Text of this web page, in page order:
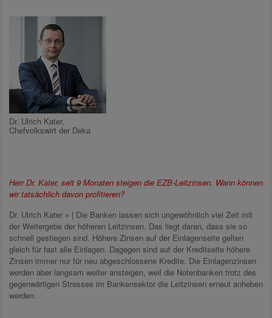
Dr. Ulrich Kater,
Chefvolkswirt der Deka
Herr Dr. Kater, seit 9 Monaten steigen die EZB-Leitzinsen. Wann können
wir tatsächlich davon profitieren?
Dr. Ulrich Kater » | Die Banken lassen sich ungewöhnlich viel Zeit mit
der Weitergebe der höheren Leitzinsen. Das liegt daran, dass sie so
schnell gestiegen sind. Höhere Zinsen auf der Einlagenseite gelten
gleich für fast alle Einlagen. Dagegen sind auf der Kreditseite höhere
Zinsen immer nur für neu abgeschlossene Kredite. Die Einlagenzinsen
werden aber langsam weiter ansteigen, weil die Notenbanken trotz des
gegenwärtigen Stresses im Bankensektor die Leitzinsen erneut anheben
werden.